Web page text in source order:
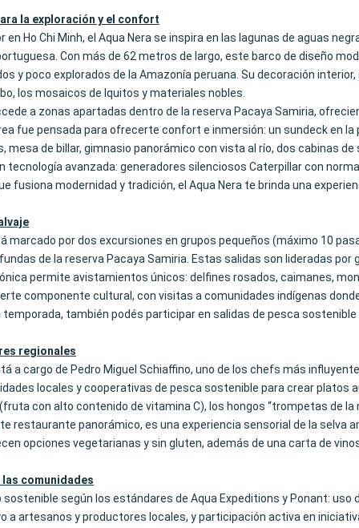
la exploración y el confort
en Ho Chi Minh, el Aqua Nera se inspira en las lagunas de aguas
Con más de 62 metros de largo, este barco de diseño
y poco explorados de la Amazonía peruana. Su decoración
los mosaicos de Iquitos y materiales nobles.
a zonas apartadas dentro de la reserva Pacaya Samiria,
fue pensada para ofrecerte confort e inmersión: un sundeck en
mesa de billar, gimnasio panorámico con vista al río, dos cabinas
tecnología avanzada: generadores silenciosos Caterpillar con
fusiona modernidad y tradición, el Aqua Nera te brinda una
marcado por dos excursiones en grupos pequeños (máximo 10
de la reserva Pacaya Samiria. Estas salidas son lideradas
permite avistamientos únicos: delfines rosados, caimanes,
componente cultural, con visitas a comunidades indígenas
temporada, también podés participar en salidas de pesca
regionales
a cargo de Pedro Miguel Schiaffino, uno de los chefs más
locales y cooperativas de pesca sostenible para crear platos
con alto contenido de vitamina C), los hongos “trompetas de
restaurante panorámico, es una experiencia sensorial de la
opciones vegetarianas y sin gluten, además de una carta de
comunidades
sostenible según los estándares de Aqua Expeditions y Ponant:
a artesanos y productores locales, y participación activa en